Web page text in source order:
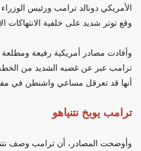
الأمريكي دونالد ترامب ورئيس الوزراء
وقع توتر شديد على خلفية الانتهاكات
وأفادت مصادر أمريكية رفيعة ومطلعة
ترامب عبر عن غضبه الشديد من الخطة
أنها قد تعرقل مساعي واشنطن في
ترامب يوبخ نتنياهو
وأوضحت المصادر، أن ترامب وصف